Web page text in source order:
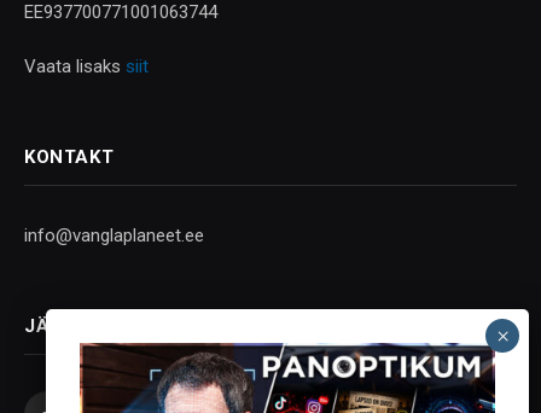
EE937700771001063744
Vaata lisaks siit
KONTAKT
info@vanglaplaneet.ee
JÄLGI SOTSIAALMEEDIAS